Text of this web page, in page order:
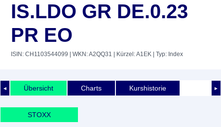
IS.LDO GR DE.0.23
PR EO
ISIN: CH1103544099 | WKN: A2QQ31 | Kürzel: A1EK | Typ: Index
◄ ►
Übersicht Charts Kurshistorie
STOXX